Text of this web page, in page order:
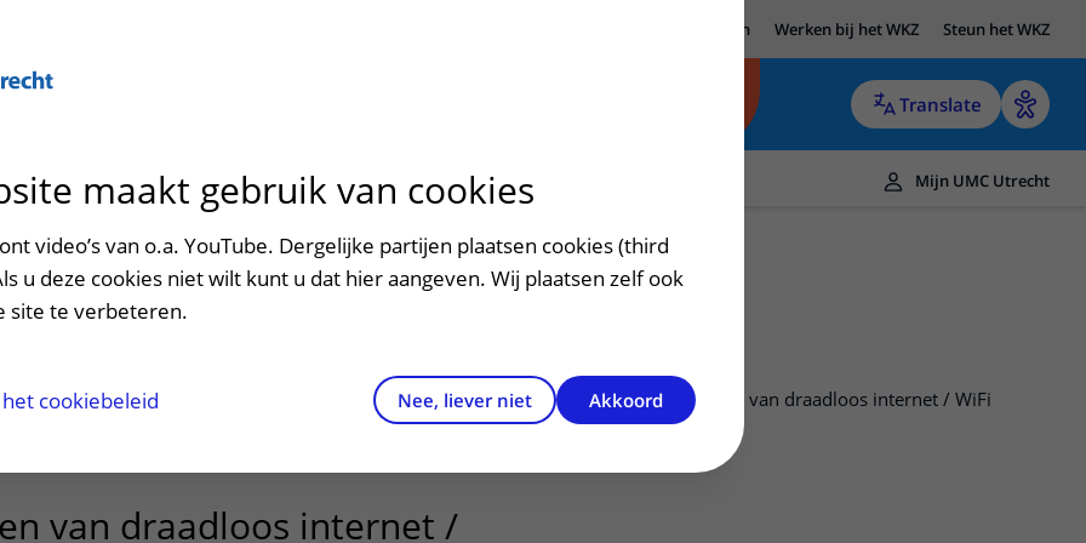
Research Werken bij het WKZ Steun het WKZ
Translate
met kinderen en ouders
en rechten
en route
en route
plattegrond
Mijn UMC Utrecht
internet / Wifi
Gebruik maken van draadloos internet / WiFi
locatie Wilhelmina Kinderziekenhuis
van draadloos internet /
maakt gebruik van cookies
video’s van o.a. YouTube. Dergelijke partijen plaatsen cookies (third
u deze cookies niet wilt kunt u dat hier aangeven. Wij plaatsen zelf ook
site te verbeteren.
cookiebeleid Nee, liever niet Akkoord